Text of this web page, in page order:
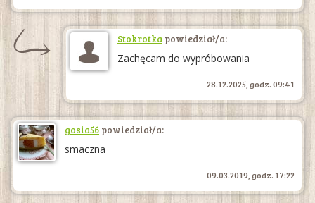
Stokrotka powiedział/a:
Zachęcam do wypróbowania
28.12.2025, godz. 09:41
gosia56 powiedział/a:
smaczna
09.03.2019, godz. 17:22